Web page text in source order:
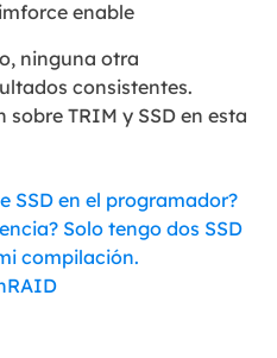
enable
ninguna otra
consistentes.
TRIM y SSD en esta
SSD en el programador?
Solo tengo dos SSD
compilación.